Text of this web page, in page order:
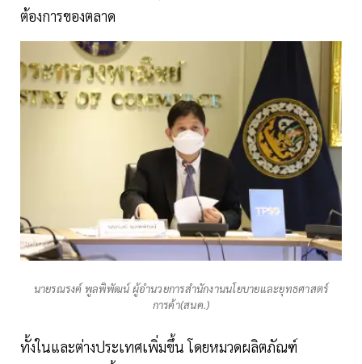
ต้องการของตลาด
นายรณรงค์ พูลพิพัฒน์ ผู้อำนวยการสำนักงานนโยบายและยุทธศาสตร์
การค้า(สนค.)
ทั้งในและต่างประเทศเพิ่มขึ้น โดยหมวดผลิตภัณฑ์